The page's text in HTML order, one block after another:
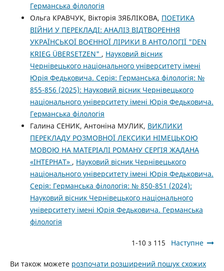
Германська філологія
Ольга КРАВЧУК, Вікторія ЗЯБЛІКОВА, ПОЕТИКА
ВІЙНИ У ПЕРЕКЛАДІ: АНАЛІЗ ВІДТВОРЕННЯ
УКРАЇНСЬКОЇ ВОЄННОЇ ЛІРИКИ В АНТОЛОГІЇ "DEN
KRIEG ÜBERSETZEN" , Науковий вісник
Чернівецького національного університету імені
Юрія Федьковича. Серія: Германська філологія: №
855-856 (2025): Науковий вісник Чернівецького
національного університету імені Юрія Федьковича.
Германська філологія
Галина СЕНИК, Антоніна МУЛИК, ВИКЛИКИ
ПЕРЕКЛАДУ РОЗМОВНОЇ ЛЕКСИКИ НІМЕЦЬКОЮ
МОВОЮ НА МАТЕРІАЛІ РОМАНУ СЕРГІЯ ЖАДАНА
«ІНТЕРНАТ» , Науковий вісник Чернівецького
національного університету імені Юрія Федьковича.
Серія: Германська філологія: № 850-851 (2024):
Науковий вісник Чернівецького національного
університету імені Юрія Федьковича. Германська
філологія
1-10 з 115 Наступне
Ви також можете розпочати розширений пошук схожих